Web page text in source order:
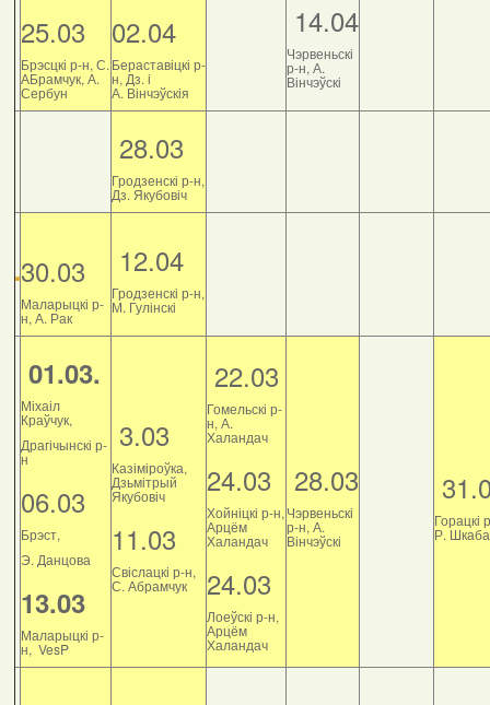
25.03
Брэсцкі р-н, С.
АБрамчук, А.
Сербун
02.04
Бераставіцкі р-
н, Дз. і
А. Вінчэўскія
14.04
Чэрвеньскі
р-н, А.
Вінчэўскі
28.03
Гродзенскі р-н,
Дз. Якубовіч
30.03
Маларыцкі р-
н, А. Рак
12.04
Гродзенскі р-н,
М. Гулінскі
01.03.
Міхаіл
Краўчук,
Драгічынскі р-
н
06.03
Брэст,
Э. Данцова
13.03
Маларыцкі р-
н, VesP
3.03
Казіміроўка,
Дзьмітрый
Якубовіч
11.03
Свіслацкі р-н,
С. Абрамчук
22.03
Гомельскі р-
н, А.
Халандач
24.03
Хойніцкі р-н,
Арцём
Халандач
24.03
Лоеўскі р-н,
Арцём
Халандач
28.03
Чэрвеньскі
р-н, А.
Вінчэўскі
Горацкі
Р.